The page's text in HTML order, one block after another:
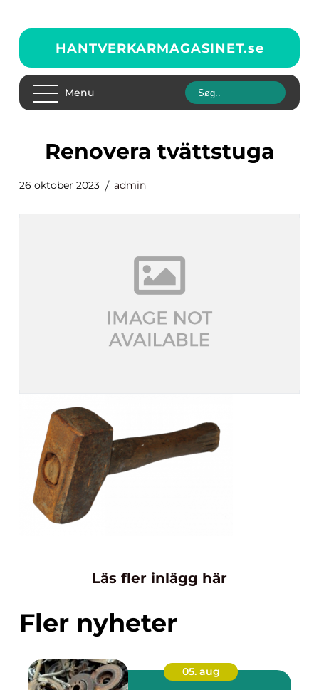
HANTVERKARMAGASINET.se
Menu
renovera tvättstuga
26 oktober 2023 admin
Läs fler inlägg här
Fler nyheter
05. aug